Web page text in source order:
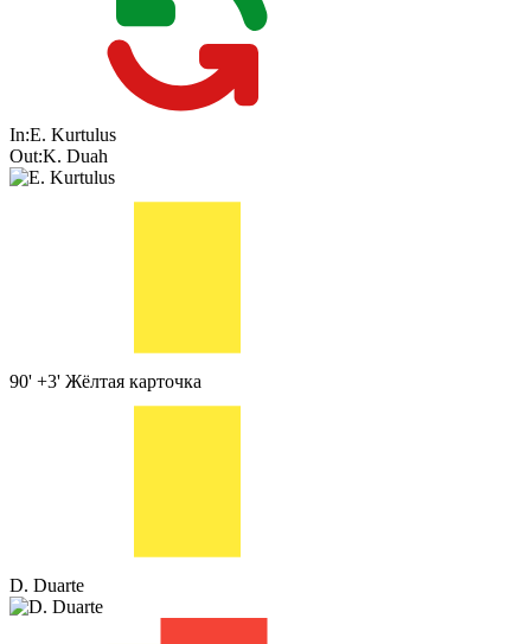
In:E. Kurtulus
Out:K. Duah
90' +3' Жёлтая карточка
D. Duarte